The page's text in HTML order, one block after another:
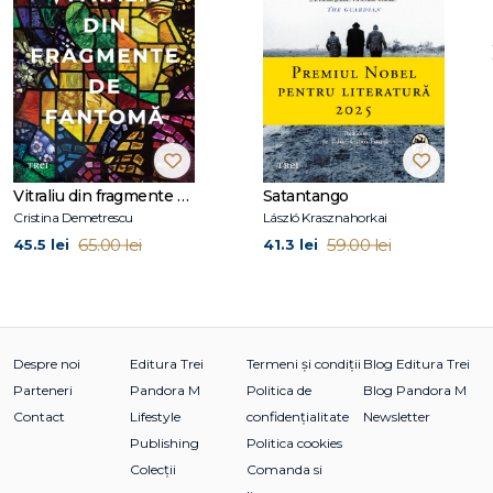
O puteți vizita online la lianemoriarty.com.
La Editura Trei, de aceeași autoare, au apărut: Marile
minciuni nevinovate (care a stat la baza unui serial de
excepție produs de HBO), Secretul soțului (vândut în peste
trei milioane de exemplare la nivel mondial), Am uitat să fim
fericiți, Când vina ne desparte și Ultima aniversare.
Vitraliu din fragmente de fantomă
Cristina Demetrescu
45.5 lei 65.00 lei
Satantango
László Krasznahorkai
41.3 lei 59.00 lei
Despre noi
Parteneri
Contact
Editura Trei
Pandora M
Lifestyle
Publishing
Colecții
Termeni și condiții
Politica de
confidențialitate
Politica cookies
Comanda si
Blog Editura Trei
Blog Pandora M
Newsletter